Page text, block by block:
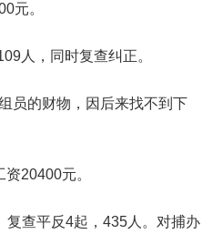
元。
人，同时复查纠正。
员的财物，因后来找不到下
20400元。
复查平反4起，435人。对捕办